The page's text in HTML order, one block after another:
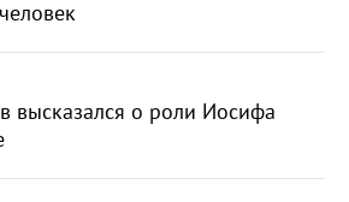
высказался о роли Иосифа